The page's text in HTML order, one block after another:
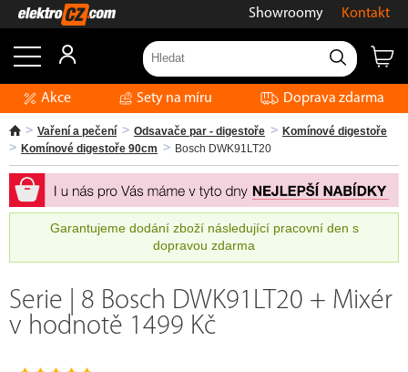
Showroomy Kontakt
Akce Sety na míru Doprava zdarma
Vaření a pečení Odsavače par - digestoře
Komínové digestoře
Komínové digestoře 90cm
Bosch DWK91LT20
Garantujeme dodání zboží následující pracovní den s
dopravou zdarma
Serie | 8 Bosch DWK91LT20 + Mixér
v hodnotě 1499 Kč